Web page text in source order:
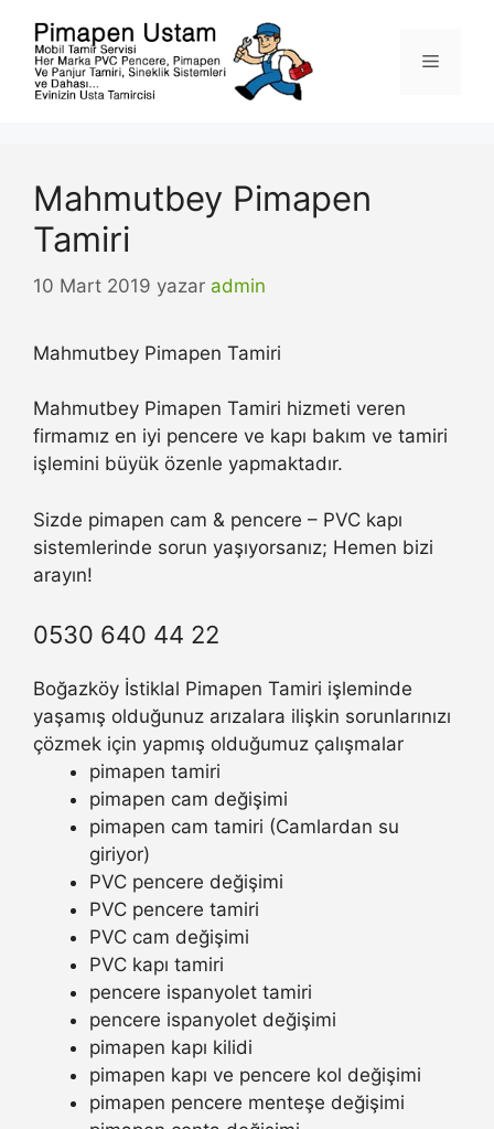
Menü
Mahmutbey Pimapen
Tamiri
10 Mart 2019 yazar admin
Mahmutbey Pimapen Tamiri
Mahmutbey Pimapen Tamiri hizmeti veren
firmamız en iyi pencere ve kapı bakım ve tamiri
işlemini büyük özenle yapmaktadır.
Sizde pimapen cam & pencere – PVC kapı
sistemlerinde sorun yaşıyorsanız; Hemen bizi
arayın!
0530 640 44 22
Boğazköy İstiklal Pimapen Tamiri işleminde
yaşamış olduğunuz arızalara ilişkin sorunlarınızı
çözmek için yapmış olduğumuz çalışmalar
pimapen tamiri
pimapen cam değişimi
pimapen cam tamiri (Camlardan su
giriyor)
PVC pencere değişimi
PVC pencere tamiri
PVC cam değişimi
PVC kapı tamiri
pencere ispanyolet tamiri
pencere ispanyolet değişimi
pimapen kapı kilidi
pimapen kapı ve pencere kol değişimi
pimapen pencere menteşe değişimi